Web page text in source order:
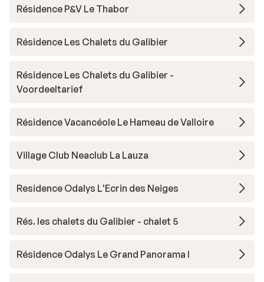
Résidence P&V Le Thabor
Résidence Les Chalets du Galibier
Résidence Les Chalets du Galibier -
Voordeeltarief
Résidence Vacancéole Le Hameau de Valloire
Village Club Neaclub La Lauza
Residence Odalys L'Ecrin des Neiges
Rés. les chalets du Galibier - chalet 5
Résidence Odalys Le Grand Panorama I